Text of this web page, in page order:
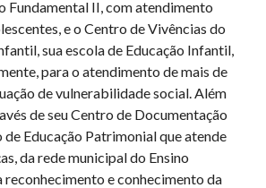
Fundamental II, com atendimento
e o Centro de Vivências do
sua escola de Educação Infantil,
para o atendimento de mais de
de vulnerabilidade social. Além
de seu Centro de Documentação
Educação Patrimonial que atende
da rede municipal do Ensino
reconhecimento e conhecimento da